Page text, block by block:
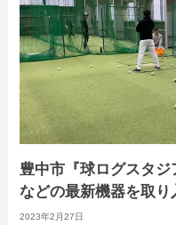
豊中市『球ログスタジ
などの最新機器を取り
2023年2月27日